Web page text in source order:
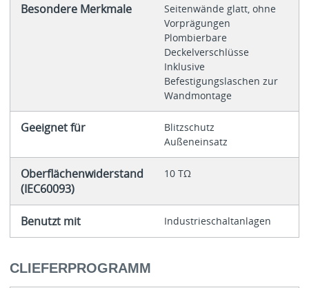
Besondere Merkmale
Seitenwände glatt, ohne
Vorprägungen
Plombierbare
Deckelverschlüsse
Inklusive
Befestigungslaschen zur
Wandmontage
Geeignet für
Blitzschutz
Außeneinsatz
Oberflächenwiderstand
(IEC60093)
10 TΩ
Benutzt mit Industrieschaltanlagen
CLIEFERPROGRAMM